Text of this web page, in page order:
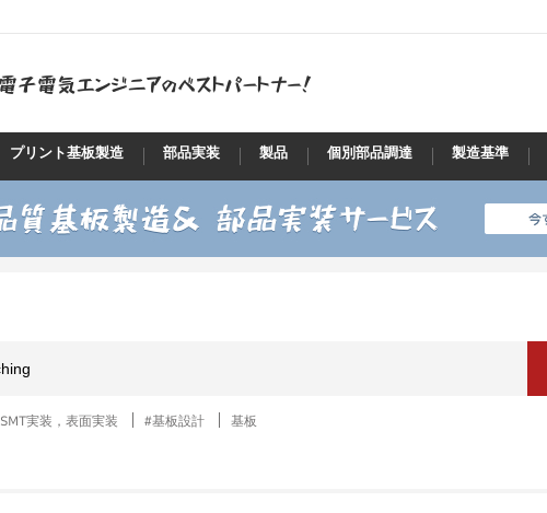
プリント基板製造 部品実装 製品 個別部品調達 製造基準
SMT実装，表面実装 #基板設計 基板